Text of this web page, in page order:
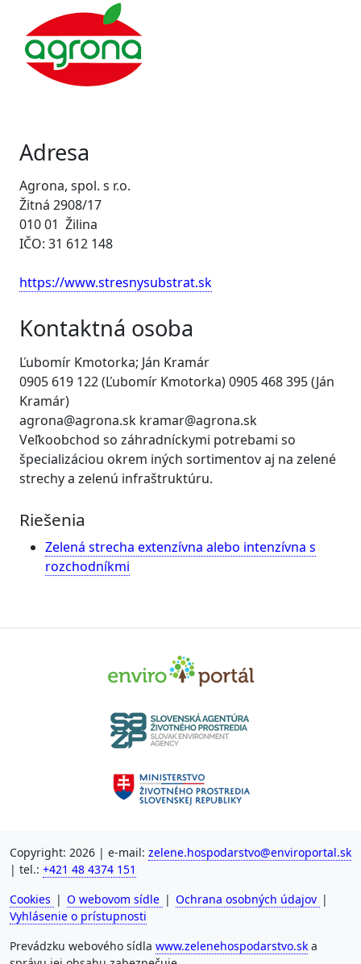
Adresa
Agrona, spol. s r.o.
Žitná 2908/17
010 01 Žilina
IČO: 31 612 148
https://www.stresnysubstrat.sk
Kontaktná osoba
Ľubomír Kmotorka; Ján Kramár
0905 619 122 (Ľubomír Kmotorka) 0905 468 395 (Ján
Kramár)
agrona@agrona.sk kramar@agrona.sk
Veľkoobchod so záhradníckymi potrebami so
špecializáciou okrem iných sortimentov aj na zelené
strechy a zelenú infraštruktúru.
Riešenia
Zelená strecha extenzívna alebo intenzívna s
rozchodníkmi
Copyright: 2026 | e-mail: zelene.hospodarstvo@enviroportal.sk
| tel.: +421 48 4374 151
Cookies | O webovom sídle | Ochrana osobných údajov |
Vyhlásenie o prístupnosti
Prevádzku webového sídla www.zelenehospodarstvo.sk a